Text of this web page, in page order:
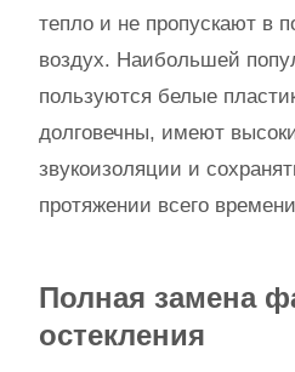
тепло и не пропускают в
воздух. Наибольшей
пользуются белые
долговечны, имеют
звукоизоляции и
протяжении всего
Полная замена
остекления